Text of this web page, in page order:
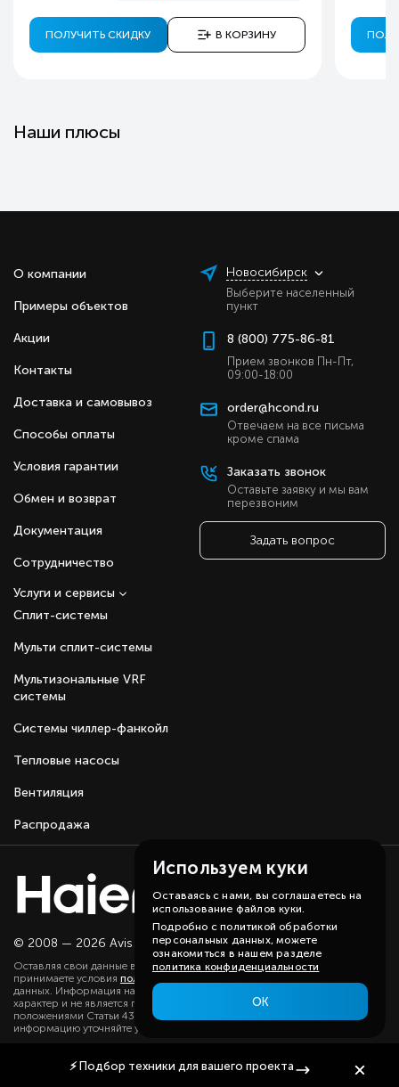
ПОЛУЧИТЬ СКИДКУ В КОРЗИНУ
Наши плюсы
О компании
Примеры объектов
Акции
Контакты
Доставка и самовывоз
Способы оплаты
Условия гарантии
Обмен и возврат
Документация
Сотрудничество
Сплит-системы
Мульти сплит-системы
Мультизональные VRF
системы
Системы чиллер-фанкойл
Тепловые насосы
Вентиляция
Распродажа
Услуги и сервисы
Новосибирск
Выберите населенный
пункт
8 (800) 775-86-81
Прием звонков Пн-Пт,
09:00-18:00
order@hcond.ru
Отвечаем на все письма
кроме спама
Заказать звонок
Оставьте заявку и мы вам
перезвоним
Задать вопрос
© 2008 — 2026 Avis group.Карта сайта
Оставляя свои данные в любой форме на сайте, вы даете согласие и
принимаете условия политики
данных. Информация на данном сайте носит ознакомительный
характер и не является публичной офертой, определяемой
положениями Статьи 437(2) ГК РФ. Существенную для вас
информацию уточняйте у наших менеджеров.
⚡ Подбор техники для вашего проекта
Используем куки
Оставаясь с нами, вы соглашаетесь на
использование файлов куки.
Подробно с политикой обработки
персональных данных, можете
ознакомиться в нашем разделе
политика конфиденциальности
ОК